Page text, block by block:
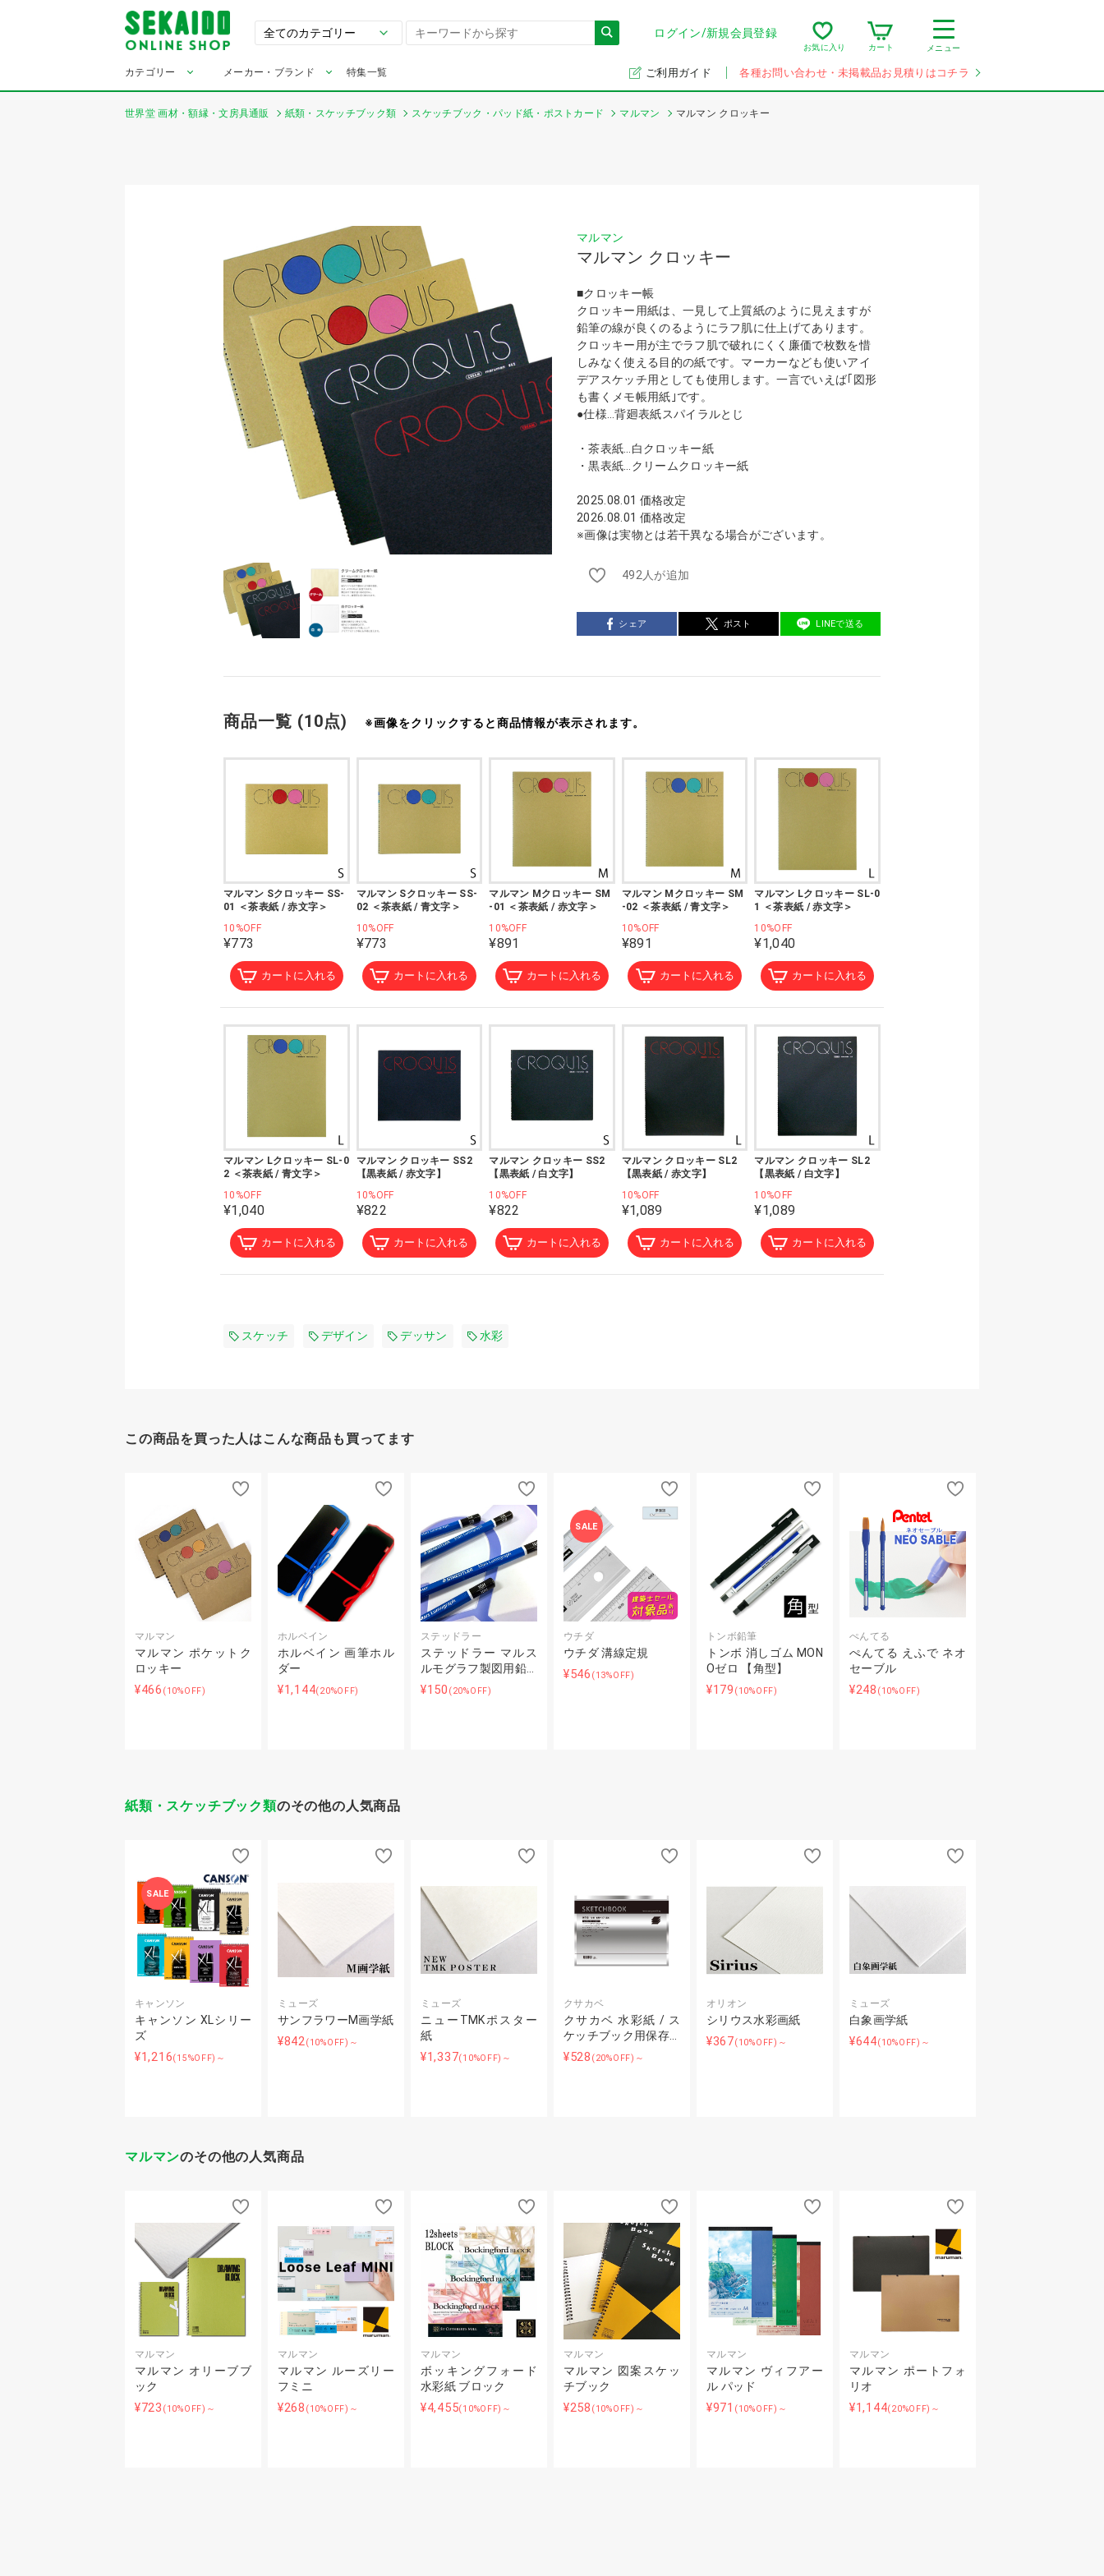
ログイン/新規会員登録
お気に入り カート メニュー
カテゴリー メーカー・ブランド 特集一覧 ご利用ガイド 各種お問い合わせ・未掲載品お見積りはコチラ
世界堂 画材・額縁・文房具通販 紙類・スケッチブック類 スケッチブック・パッド紙・ポストカード マルマン マルマン クロッキー
マルマン
マルマン クロッキー
■クロッキー帳
クロッキー用紙は、一見して上質紙のように見えますが
鉛筆の線が良くのるようにラフ肌に仕上げてあります。
クロッキー用が主でラフ肌で破れにくく廉価で枚数を惜
しみなく使える目的の紙です。マーカーなども使いアイ
デアスケッチ用としても使用します。一言でいえば｢図形
も書くメモ帳用紙｣です。
●仕様…背廻表紙スパイラルとじ
・茶表紙…白クロッキー紙
・黒表紙…クリームクロッキー紙
2025.08.01 価格改定
2026.08.01 価格改定
※画像は実物とは若干異なる場合がございます。
492人が追加
シェア ポスト LINEで送る
商品一覧 (10点) ※画像をクリックすると商品情報が表示されます。
マルマン Sクロッキー SS-
01 ＜茶表紙 / 赤文字＞
10%OFF
¥773
カートに入れる
マルマン Sクロッキー SS-
02 ＜茶表紙 / 青文字＞
10%OFF
¥773
カートに入れる
マルマン Mクロッキー SM
-01 ＜茶表紙 / 赤文字＞
10%OFF
¥891
カートに入れる
マルマン Mクロッキー SM
-02 ＜茶表紙 / 青文字＞
10%OFF
¥891
カートに入れる
マルマン Lクロッキー SL-0
1 ＜茶表紙 / 赤文字＞
10%OFF
¥1,040
カートに入れる
マルマン Lクロッキー SL-0
2 ＜茶表紙 / 青文字＞
10%OFF
¥1,040
カートに入れる
マルマン クロッキー SS2
【黒表紙 / 赤文字】
10%OFF
¥822
カートに入れる
マルマン クロッキー SS2
【黒表紙 / 白文字】
10%OFF
¥822
カートに入れる
マルマン クロッキー SL2
【黒表紙 / 赤文字】
10%OFF
¥1,089
カートに入れる
マルマン クロッキー SL2
【黒表紙 / 白文字】
10%OFF
¥1,089
カートに入れる
スケッチ デザイン デッサン 水彩
この商品を買った人はこんな商品も買ってます
マルマン
マルマン ポケットク
ロッキー
¥466 (10%OFF)
ホルベイン
ホルベイン 画筆ホル
ダー
¥1,144(20%OFF)
ステッドラー
ステッドラー マルス
ルモグラフ製図用鉛…
¥150 (20%OFF)
SALE
ウチダ
ウチダ 溝線定規
¥546 (13%OFF)
トンボ鉛筆
トンボ 消しゴム MON
Oゼロ 【角型】
¥179 (10%OFF)
ぺんてる
ぺんてる えふで ネオ
セーブル
¥248 (10%OFF)
紙類・スケッチブック類のその他の人気商品
SALE
キャンソン
キャンソン XLシリー
ズ
¥1,216(15%OFF)～
ミューズ
サンフラワーM画学紙
¥842(10%OFF)～
ミューズ
ニューTMKポスター
紙
¥1,337(10%OFF)～
クサカベ
クサカベ 水彩紙 / ス
ケッチブック用保存…
¥528 (20%OFF)～
オリオン
シリウス水彩画紙
¥367(10%OFF)～
ミューズ
白象画学紙
¥644(10%OFF)～
マルマンのその他の人気商品
マルマン
マルマン オリーブブ
ック
¥723 (10%OFF)～
マルマン
マルマン ルーズリー
フミニ
¥268 (10%OFF)～
マルマン
ボッキングフォード
水彩紙 ブロック
¥4,455(10%OFF)～
マルマン
マルマン 図案スケッ
チブック
¥258 (10%OFF)～
マルマン
マルマン ヴィフアー
ル パッド
¥971 (10%OFF)～
マルマン
マルマン ポートフォ
リオ
¥1,144(20%OFF)～